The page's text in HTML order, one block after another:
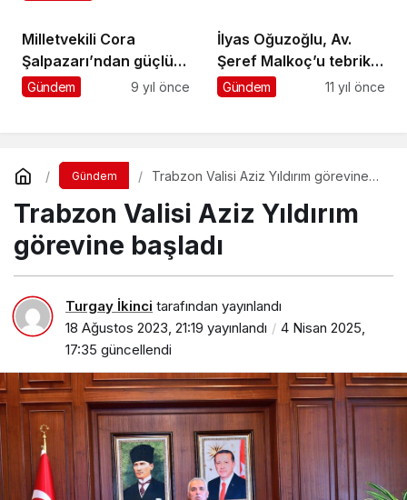
Milletvekili Cora
Şalpazarı’ndan güçlü
destek istedi
Gündem 9 yıl önce
İlyas Oğuzoğlu, Av.
Şeref Malkoç’u tebrik
etti
Gündem 11 yıl önce
Gündem
Trabzon Valisi Aziz Yıldırım görevine
Trabzon Valisi Aziz Yıldırım
görevine başladı
Turgay İkinci tarafından yayınlandı
18 Ağustos 2023, 21:19 yayınlandı
4 Nisan 2025,
17:35 güncellendi